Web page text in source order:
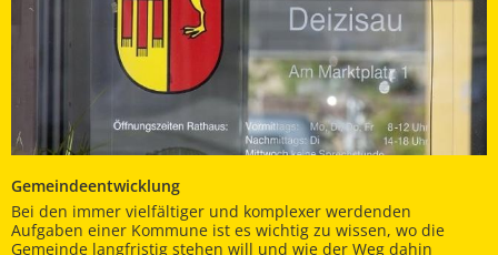
Gemeindeentwicklung
Bei den immer vielfältiger und komplexer werdenden
Aufgaben einer Kommune ist es wichtig zu wissen, wo die
Gemeinde langfristig stehen will und wie der Weg dahin